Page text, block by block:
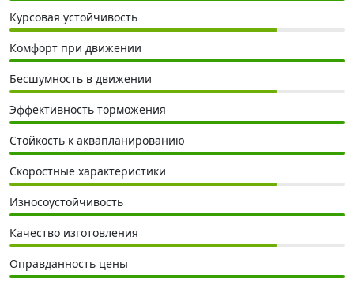
Курсовая устойчивость
Комфорт при движении
Бесшумность в движении
Эффективность торможения
Стойкость к аквапланированию
Скоростные характеристики
Износоустойчивость
Качество изготовления
Оправданность цены